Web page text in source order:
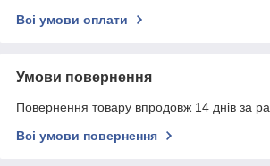
Всі умови оплати
Умови повернення
Повернення товару впродовж 14 днів за
Всі умови повернення